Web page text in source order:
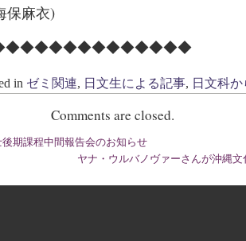
保麻衣)
in ゼミ関連, 日文生による記事, 日文科
Comments are closed.
期課程中間報告会のお知らせ
ヤナ・ウルバノヴァーさんが沖縄